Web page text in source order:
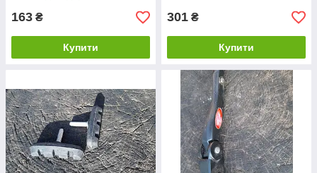
163 ₴
Купити
301 ₴
Купити